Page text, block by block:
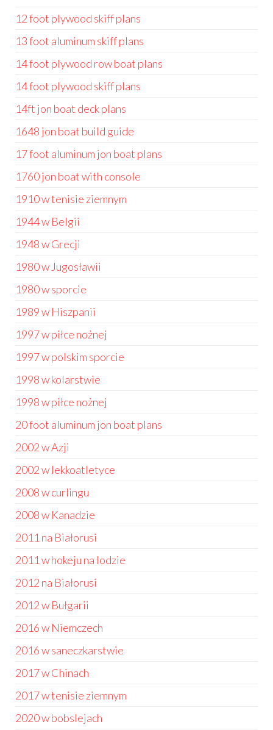
12 foot plywood skiff plans
13 foot aluminum skiff plans
14 foot plywood row boat plans
14 foot plywood skiff plans
14ft jon boat deck plans
1648 jon boat build guide
17 foot aluminum jon boat plans
1760 jon boat with console
1910 w tenisie ziemnym
1944 w Belgii
1948 w Grecji
1980 w Jugosławii
1980 w sporcie
1989 w Hiszpanii
1997 w piłce nożnej
1997 w polskim sporcie
1998 w kolarstwie
1998 w piłce nożnej
20 foot aluminum jon boat plans
2002 w Azji
2002 w lekkoatletyce
2008 w curlingu
2008 w Kanadzie
2011 na Białorusi
2011 w hokeju na lodzie
2012 na Białorusi
2012 w Bułgarii
2016 w Niemczech
2016 w saneczkarstwie
2017 w Chinach
2017 w tenisie ziemnym
2020 w bobslejach